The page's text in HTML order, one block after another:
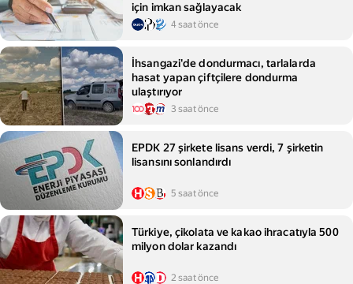
için imkan sağlayacak
4 saat önce
İhsangazi'de dondurmacı, tarlalarda
hasat yapan çiftçilere dondurma
ulaştırıyor
3 saat önce
EPDK 27 şirkete lisans verdi, 7 şirketin
lisansını sonlandırdı
5 saat önce
Türkiye, çikolata ve kakao ihracatıyla 500
milyon dolar kazandı
2 saat önce